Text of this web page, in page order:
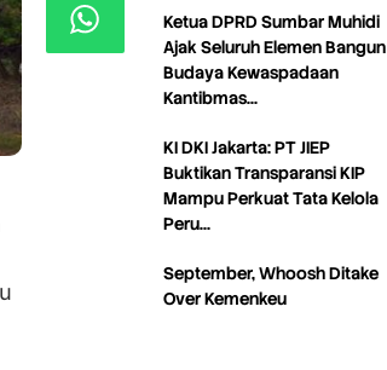
Ketua DPRD Sumbar Muhidi
Ajak Seluruh Elemen Bangun
Budaya Kewaspadaan
Kantibmas…
KI DKI Jakarta: PT JIEP
Buktikan Transparansi KIP
Mampu Perkuat Tata Kelola
Peru…
September, Whoosh Ditake
Over Kemenkeu